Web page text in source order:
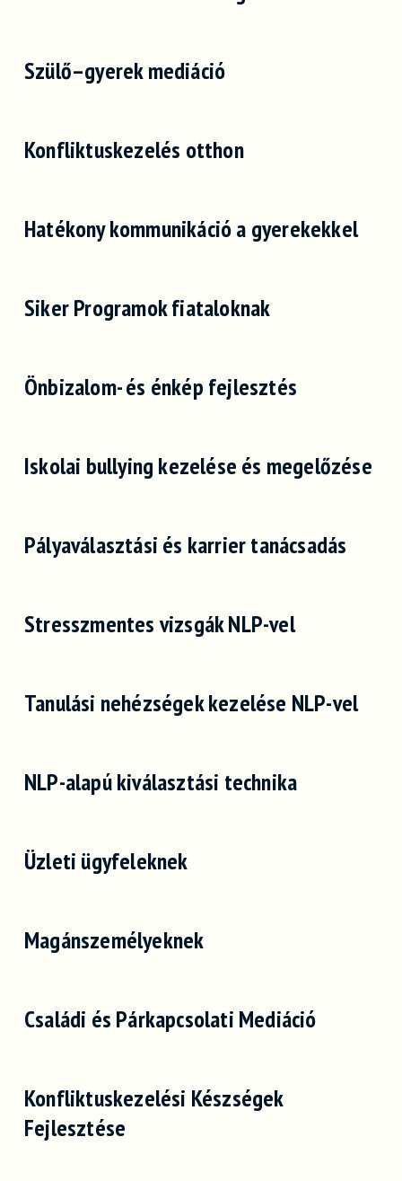
Szülő–gyerek mediáció
Konfliktuskezelés otthon
Hatékony kommunikáció a gyerekekkel
Siker Programok fiataloknak
Önbizalom- és énkép fejlesztés
Iskolai bullying kezelése és megelőzése
Pályaválasztási és karrier tanácsadás
Stresszmentes vizsgák NLP-vel
Tanulási nehézségek kezelése NLP-vel
NLP-alapú kiválasztási technika
Üzleti ügyfeleknek
Magánszemélyeknek
Családi és Párkapcsolati Mediáció
Konfliktuskezelési Készségek
Fejlesztése